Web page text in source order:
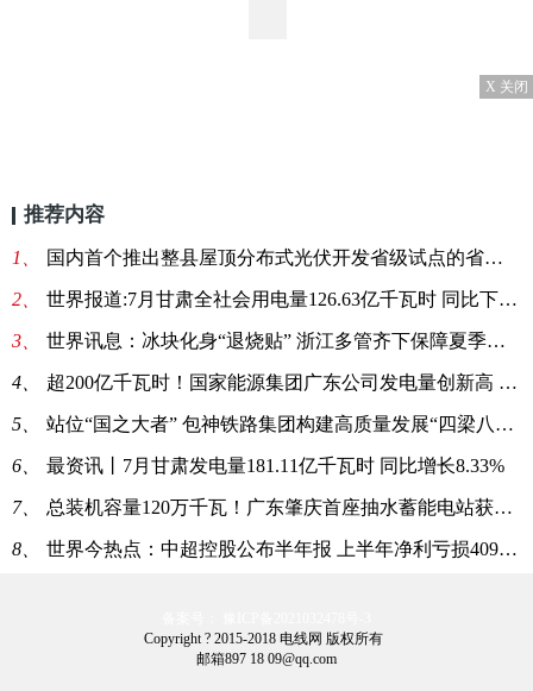
X 关闭
推荐内容
1、 国内首个推出整县屋顶分布式光伏开发省级试点的省份诞生了
2、 世界报道:7月甘肃全社会用电量126.63亿千瓦时 同比下降1.37%
3、 世界讯息：冰块化身“退烧贴” 浙江多管齐下保障夏季用电
4、 超200亿千瓦时！国家能源集团广东公司发电量创新高 能源保供有力有效
5、 站位“国之大者” 包神铁路集团构建高质量发展“四梁八柱”
6、 最资讯丨7月甘肃发电量181.11亿千瓦时 同比增长8.33%
7、 总装机容量120万千瓦！广东肇庆首座抽水蓄能电站获核准批复
8、 世界今热点：中超控股公布半年报 上半年净利亏损4095万
Copyright ? 2015-2018 电线网 版权所有
邮箱897 18 09@qq.com